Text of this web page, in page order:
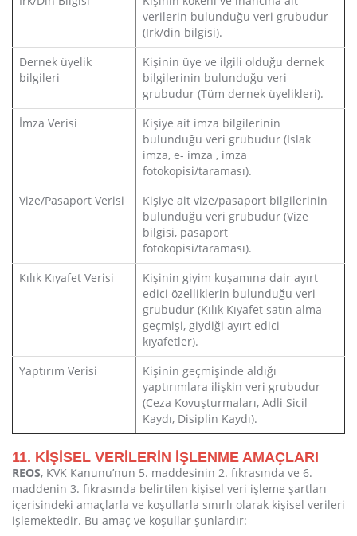
verilerin bulunduğu veri grubudur
(Irk/din bilgisi).
Dernek üyelik
bilgileri
Kişinin üye ve ilgili olduğu dernek
bilgilerinin bulunduğu veri
grubudur (Tüm dernek üyelikleri).
İmza Verisi
Kişiye ait imza bilgilerinin
bulunduğu veri grubudur (Islak
imza, e- imza , imza
fotokopisi/taraması).
Vize/Pasaport Verisi
Kişiye ait vize/pasaport bilgilerinin
bulunduğu veri grubudur (Vize
bilgisi, pasaport
fotokopisi/taraması).
Kılık Kıyafet Verisi
Kişinin giyim kuşamına dair ayırt
edici özelliklerin bulunduğu veri
grubudur (Kılık Kıyafet satın alma
geçmişi, giydiği ayırt edici
kıyafetler).
Yaptırım Verisi
Kişinin geçmişinde aldığı
yaptırımlara ilişkin veri grubudur
(Ceza Kovuşturmaları, Adli Sicil
Kaydı, Disiplin Kaydı).
11. KİŞİSEL VERİLERİN İŞLENME AMAÇLARI
REOS, KVK Kanunu’nun 5. maddesinin 2. fıkrasında ve 6.
maddenin 3. fıkrasında belirtilen kişisel veri işleme şartları
içerisindeki amaçlarla ve koşullarla sınırlı olarak kişisel verileri
işlemektedir. Bu amaç ve koşullar şunlardır: